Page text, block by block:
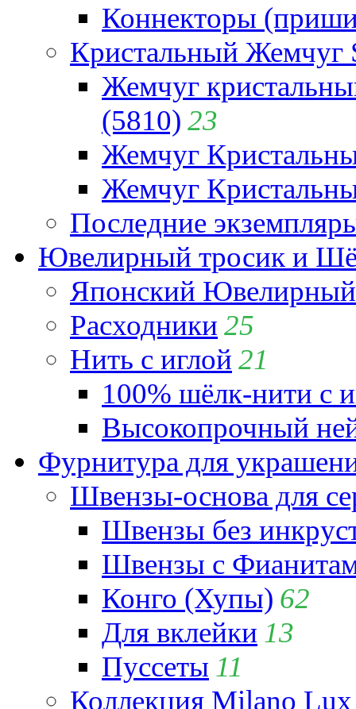
Коннекторы
Кристальный Жемчуг
Жемчуг
(5810) 23
Жемчуг
Жемчуг
Последние
Ювелирный тросик и
Японский
Расходники 25
Нить с иглой 21
100% шёлк-нити с
Высокопрочный
Фурнитура для
Швензы-основа для
Швензы без
Швензы с
Конго (Хупы) 62
Для вклейки 13
Пуссеты 11
Коллекция Milano Lux